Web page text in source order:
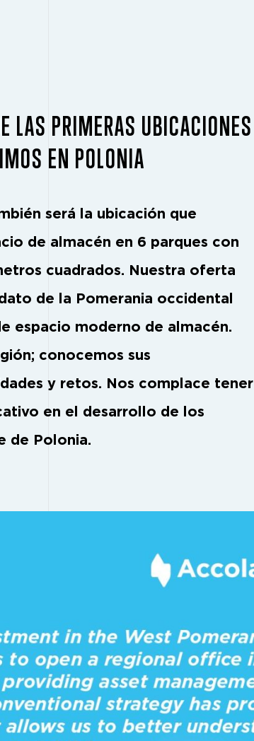
LAS PRIMERAS UBICACIONES
EN POLONIA
será la ubicación que
de almacén en 6 parques con
cuadrados. Nuestra oferta
de la Pomerania occidental
espacio moderno de almacén.
conocemos sus
y retos. Nos complace tener
en el desarrollo de los
de Polonia.